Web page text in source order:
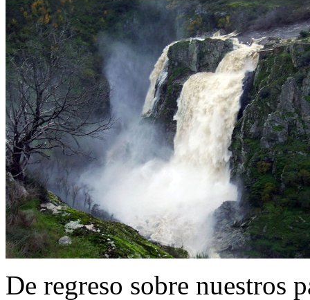
De regreso sobre nuestros